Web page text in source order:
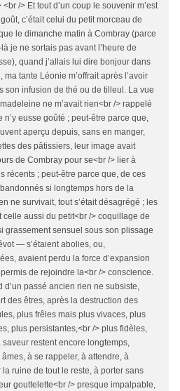
<br /> Et tout d’un coup le souvenir m’est
c’était celui du petit morceau de
le dimanche matin à Combray (parce
je ne sortais pas avant l’heure de
quand j’allais lui dire bonjour dans
ma tante Léonie m’offrait après l’avoir
son infusion de thé ou de tilleul. La vue
ne m’avait rien<br /> rappelé
n’y eusse goûté ; peut-être parce que,
aperçu depuis, sans en manger,
des pâtissiers, leur image avait
de Combray pour se<br /> lier à
récents ; peut-être parce que, de ces
si longtemps hors de la
ne survivait, tout s’était désagrégé ; les
aussi du petit<br /> coquillage de
grassement sensuel sous son plissage
— s’étaient abolies, ou,
avaient perdu la force d’expansion
de rejoindre la<br /> conscience.
d’un passé ancien rien ne subsiste,
des êtres, après la destruction des
plus frêles mais plus vivaces, plus
plus persistantes,<br /> plus fidèles,
saveur restent encore longtemps,
à se rappeler, à attendre, à
la ruine de tout le reste, à porter sans
gouttelette<br /> presque impalpable,